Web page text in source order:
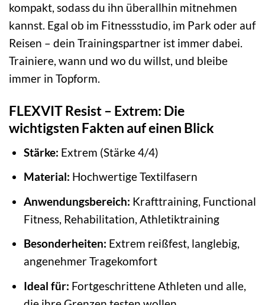
kompakt, sodass du ihn überallhin mitnehmen
kannst. Egal ob im Fitnessstudio, im Park oder auf
Reisen – dein Trainingspartner ist immer dabei.
Trainiere, wann und wo du willst, und bleibe
immer in Topform.
FLEXVIT Resist – Extrem: Die
wichtigsten Fakten auf einen Blick
Stärke: Extrem (Stärke 4/4)
Material: Hochwertige Textilfasern
Anwendungsbereich: Krafttraining, Functional
Fitness, Rehabilitation, Athletiktraining
Besonderheiten: Extrem reißfest, langlebig,
angenehmer Tragekomfort
Ideal für: Fortgeschrittene Athleten und alle,